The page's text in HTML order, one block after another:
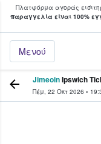
Πλατφόρμα αγοράς
παραγγελία είναι 100%
Μενού
φαν
JimeoinIpswich
Πέμ, 22 Οκτ 2026 •